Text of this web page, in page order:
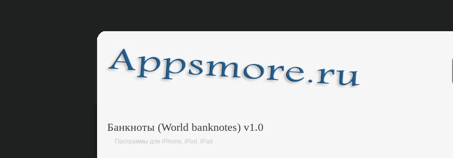
Банкноты (World banknotes) v1.0
Программы для iPhone, iPod, iPad